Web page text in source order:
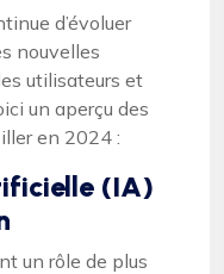
d’évoluer
nouvelles
utilisateurs et
un aperçu des
en 2024 :
(IA)
un rôle de plus